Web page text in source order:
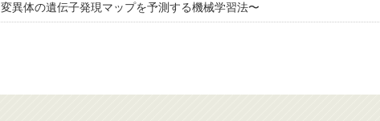
変異体の遺伝子発現マップを予測する機械学習法〜